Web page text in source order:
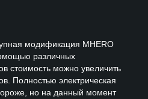
модификация MHERO
различных
стоимость можно увеличить
Полностью электрическая
но на данный момент